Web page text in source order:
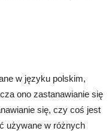
w języku polskim,
ono zastanawianie się
się, czy coś jest
używane w różnych